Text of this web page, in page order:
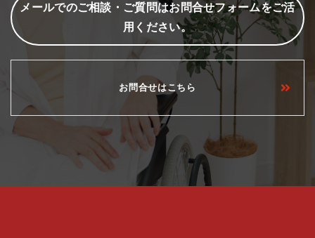
メールでのご相談・ご質問はお問合せフォームをご活
用ください。
お問合せはこちら